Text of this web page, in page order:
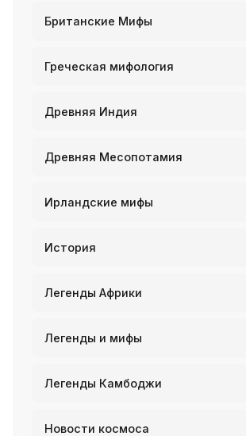
Британские Мифы
Греческая мифология
Древняя Индия
Древняя Месопотамия
Ирландские мифы
История
Легенды Африки
Легенды и мифы
Легенды Камбоджи
Новости космоса